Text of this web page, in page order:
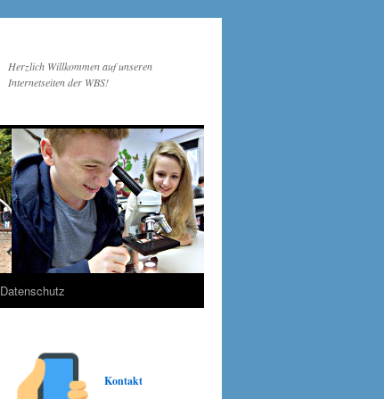
Herzlich Willkommen auf unseren
Internetseiten der WBS!
Datenschutz
Kontakt